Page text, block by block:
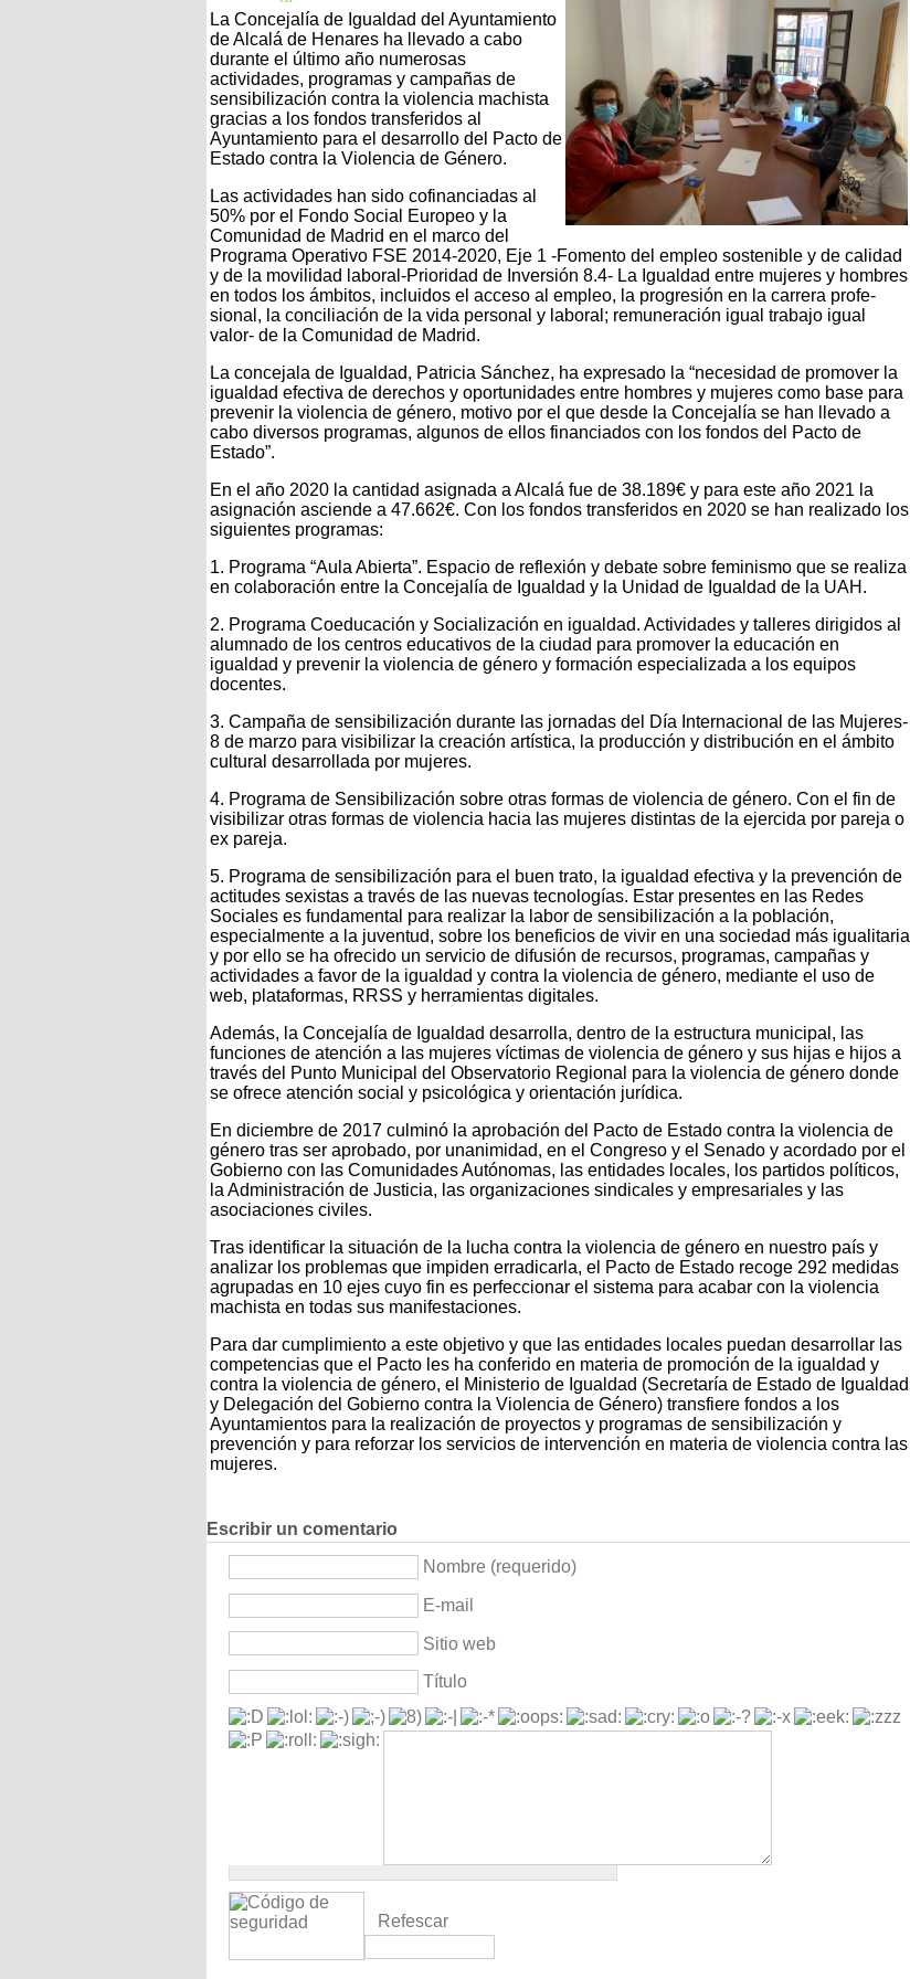
La Concejalía de Igualdad del Ayuntamiento
de Alcalá de Henares ha llevado a cabo
durante el último año numerosas
actividades, programas y campañas de
sensibilización contra la violencia machista
gracias a los fondos transferidos al
Ayuntamiento para el desarrollo del Pacto de
Estado contra la Violencia de Género.
Las actividades han sido cofinanciadas al
50% por el Fondo Social Europeo y la
Comunidad de Madrid en el marco del
Programa Operativo FSE 2014-2020, Eje 1 -Fomento del empleo sostenible y de calidad
y de la movilidad laboral-Prioridad de Inversión 8.4- La Igualdad entre mujeres y hombres
en todos los ámbitos, incluidos el acceso al empleo, la progresión en la carrera profe­
sional, la conciliación de la vida personal y laboral; remuneración igual trabajo igual
valor- de la Comunidad de Madrid.
La concejala de Igualdad, Patricia Sánchez, ha expresado la “necesidad de promover la
igualdad efectiva de derechos y oportunidades entre hombres y mujeres como base para
prevenir la violencia de género, motivo por el que desde la Concejalía se han llevado a
cabo diversos programas, algunos de ellos financiados con los fondos del Pacto de
Estado”.
En el año 2020 la cantidad asignada a Alcalá fue de 38.189€ y para este año 2021 la
asignación asciende a 47.662€. Con los fondos transferidos en 2020 se han realizado los
siguientes programas:
1. Programa “Aula Abierta”. Espacio de reflexión y debate sobre feminismo que se realiza
en colaboración entre la Concejalía de Igualdad y la Unidad de Igualdad de la UAH.
2. Programa Coeducación y Socialización en igualdad. Actividades y talleres dirigidos al
alumnado de los centros educativos de la ciudad para promover la educación en
igualdad y prevenir la violencia de género y formación especializada a los equipos
docentes.
3. Campaña de sensibilización durante las jornadas del Día Internacional de las Mujeres-
8 de marzo para visibilizar la creación artística, la producción y distribución en el ámbito
cultural desarrollada por mujeres.
4. Programa de Sensibilización sobre otras formas de violencia de género. Con el fin de
visibilizar otras formas de violencia hacia las mujeres distintas de la ejercida por pareja o
ex pareja.
5. Programa de sensibilización para el buen trato, la igualdad efectiva y la prevención de
actitudes sexistas a través de las nuevas tecnologías. Estar presentes en las Redes
Sociales es fundamental para realizar la labor de sensibilización a la población,
especialmente a la juventud, sobre los beneficios de vivir en una sociedad más igualitaria
y por ello se ha ofrecido un servicio de difusión de recursos, programas, campañas y
actividades a favor de la igualdad y contra la violencia de género, mediante el uso de
web, plataformas, RRSS y herramientas digitales.
Además, la Concejalía de Igualdad desarrolla, dentro de la estructura municipal, las
funciones de atención a las mujeres víctimas de violencia de género y sus hijas e hijos a
través del Punto Municipal del Observatorio Regional para la violencia de género donde
se ofrece atención social y psicológica y orientación jurídica.
En diciembre de 2017 culminó la aprobación del Pacto de Estado contra la violencia de
género tras ser aprobado, por unanimidad, en el Congreso y el Senado y acordado por el
Gobierno con las Comunidades Autónomas, las entidades locales, los partidos políticos,
la Administración de Justicia, las organizaciones sindicales y empresariales y las
asociaciones civiles.
Tras identificar la situación de la lucha contra la violencia de género en nuestro país y
analizar los problemas que impiden erradicarla, el Pacto de Estado recoge 292 medidas
agrupadas en 10 ejes cuyo fin es perfeccionar el sistema para acabar con la violencia
machista en todas sus manifestaciones.
Para dar cumplimiento a este objetivo y que las entidades locales puedan desarrollar las
competencias que el Pacto les ha conferido en materia de promoción de la igualdad y
contra la violencia de género, el Ministerio de Igualdad (Secretaría de Estado de Igualdad
y Delegación del Gobierno contra la Violencia de Género) transfiere fondos a los
Ayuntamientos para la realización de proyectos y programas de sensibilización y
prevención y para reforzar los servicios de intervención en materia de violencia contra las
mujeres.
Escribir un comentario
Nombre (requerido)
E-mail
Sitio web
Título
Refescar